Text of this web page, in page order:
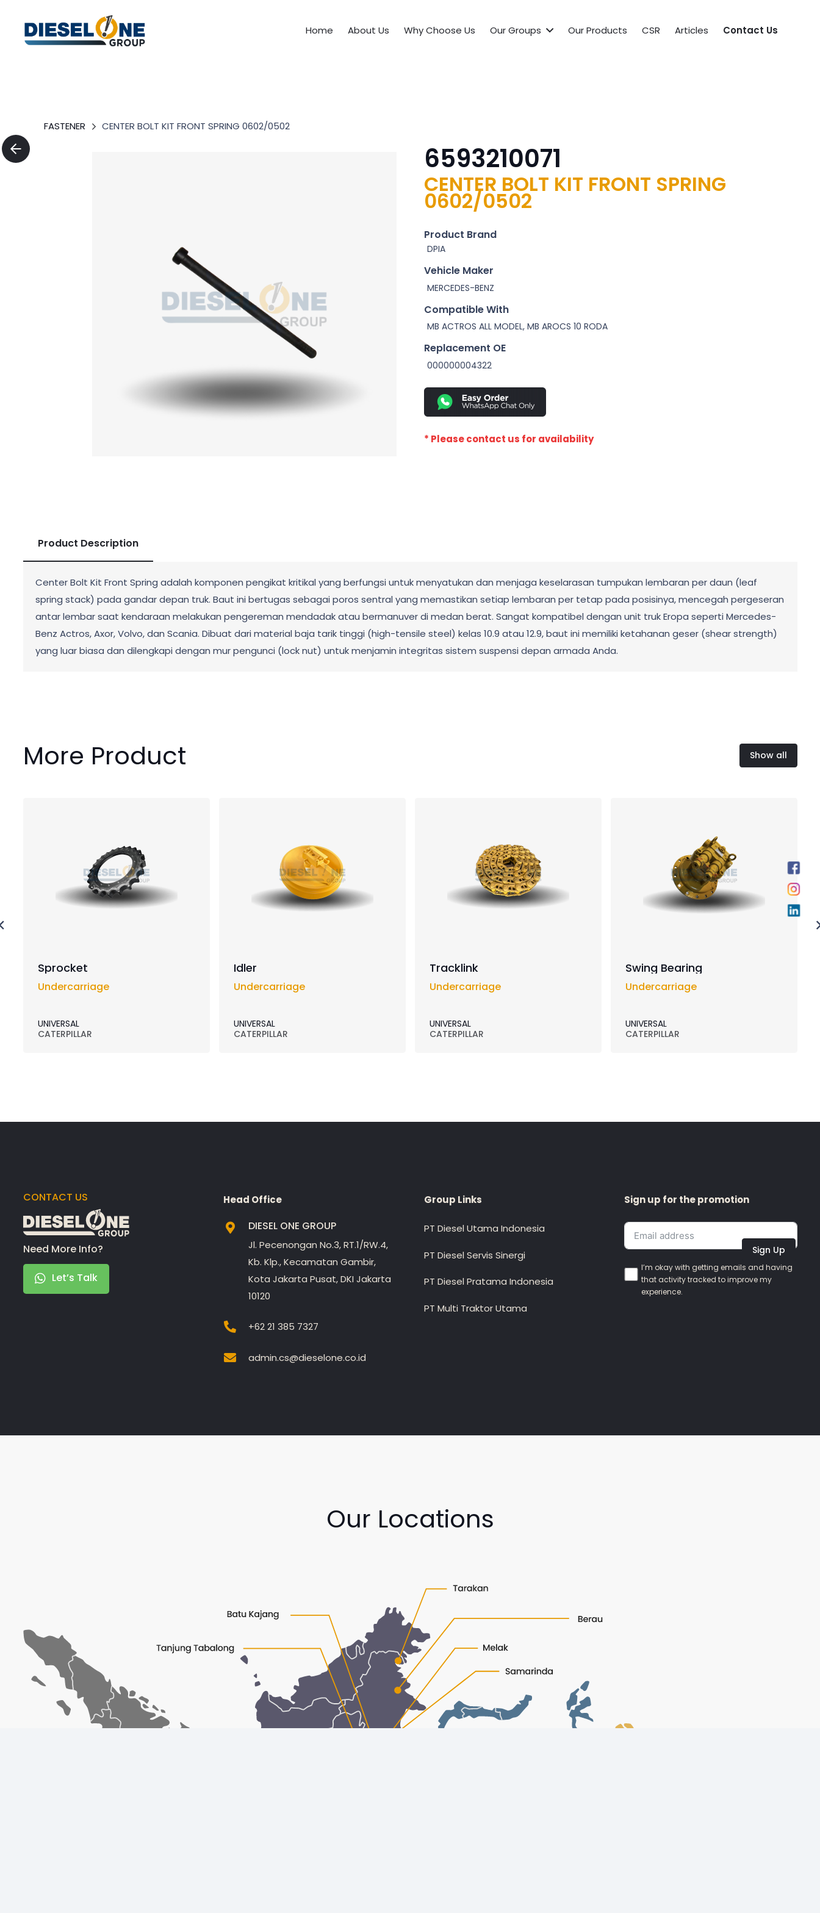
Home About Us Why Choose Us Our Groups Our Products CSR Articles Contact Us
FASTENER CENTER BOLT KIT FRONT SPRING 0602/0502
6593210071
CENTER BOLT KIT FRONT SPRING
0602/0502
Product Brand
DPIA
Vehicle Maker
MERCEDES-BENZ
Compatible With
MB ACTROS ALL MODEL, MB AROCS 10 RODA
Replacement OE
000000004322
* Please contact us for availability
Product Description
Center Bolt Kit Front Spring adalah komponen pengikat kritikal yang berfungsi untuk menyatukan dan menjaga keselarasan tumpukan lembaran per daun (leaf
spring stack) pada gandar depan truk. Baut ini bertugas sebagai poros sentral yang memastikan setiap lembaran per tetap pada posisinya, mencegah pergeseran
antar lembar saat kendaraan melakukan pengereman mendadak atau bermanuver di medan berat. Sangat kompatibel dengan unit truk Eropa seperti Mercedes-
Benz Actros, Axor, Volvo, dan Scania. Dibuat dari material baja tarik tinggi (high-tensile steel) kelas 10.9 atau 12.9, baut ini memiliki ketahanan geser (shear strength)
yang luar biasa dan dilengkapi dengan mur pengunci (lock nut) untuk menjamin integritas sistem suspensi depan armada Anda.
More Product Show all
Sprocket
Undercarriage
UNIVERSAL
CATERPILLAR
Idler
Undercarriage
UNIVERSAL
CATERPILLAR
Tracklink
Undercarriage
UNIVERSAL
CATERPILLAR
Swing Bearing
Undercarriage
UNIVERSAL
CATERPILLAR
CONTACT US
Need More Info?
Let’s Talk
Head Office
DIESEL ONE GROUP
Jl. Pecenongan No.3, RT.1/RW.4,
Kb. Klp., Kecamatan Gambir,
Kota Jakarta Pusat, DKI Jakarta
10120
+62 21 385 7327
admin.cs@dieselone.co.id
Group Links
PT Diesel Utama Indonesia
PT Diesel Servis Sinergi
PT Diesel Pratama Indonesia
PT Multi Traktor Utama
Sign up for the promotion
Sign Up
I’m okay with getting emails and having
that activity tracked to improve my
experience.
Our Locations